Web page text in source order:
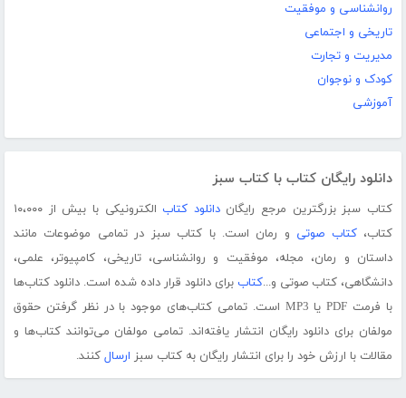
روانشناسی و موفقیت
تاریخی و اجتماعی
مدیریت و تجارت
کودک و نوجوان
آموزشی
دانلود رایگان کتاب با کتاب سبز
کتاب سبز بزرگترین مرجع رایگاندانلود کتاب
الکترونیکی با بیش از ۱۰،۰۰۰
کتاب،کتاب صوتی و رمان است. با کتاب سبز در تمامی موضوعات مانند
داستان و رمان، مجله، موفقیت و روانشناسی، تاریخی، کامپیوتر، علمی،
دانشگاهی، کتاب صوتی و...کتاب برای دانلود قرار داده شده است. دانلود کتاب‌ها
با فرمت PDF یا MP3 است. تمامی کتاب‌های موجود با در نظر گرفتن حقوق
مولفان برای دانلود رایگان انتشار یافته‌اند. تمامی مولفان می‌توانند کتاب‌ها و
مقالات با ارزش خود را برای انتشار رایگان به کتاب سبز ارسال کنند.